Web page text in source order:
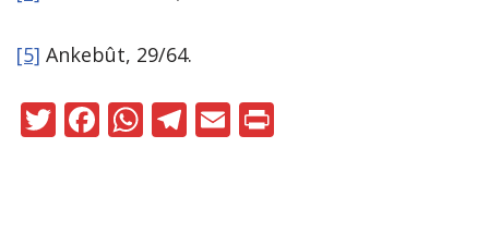
[5] Ankebût, 29/64.
T F W T E